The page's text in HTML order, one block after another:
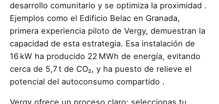
desarrollo comunitario y se optimiza la proximidad .
Ejemplos como el Edificio Belac en Granada,
primera experiencia piloto de Vergy, demuestran la
capacidad de esta estrategia. Esa instalación de
16 kW ha producido 22 MWh de energía, evitando
cerca de 5,7 t de CO₂, y ha puesto de relieve el
potencial del autoconsumo compartido .
Vergy ofrece un proceso claro: seleccionas tu